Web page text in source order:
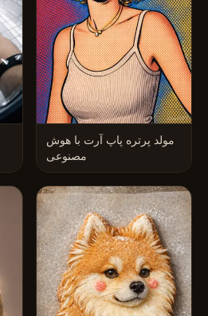
مولد پرتره پاپ آرت با هوش
مصنوعی